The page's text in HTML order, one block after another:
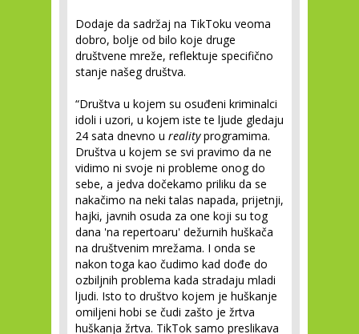
Dodaje da sadržaj na TikToku veoma
dobro, bolje od bilo koje druge
društvene mreže, reflektuje specifično
stanje našeg društva.
“Društva u kojem su osuđeni kriminalci
idoli i uzori, u kojem iste te ljude gledaju
24 sata dnevno u realityprogramima.
Društva u kojem se svi pravimo da ne
vidimo ni svoje ni probleme onog do
sebe, a jedva dočekamo priliku da se
nakačimo na neki talas napada, prijetnji,
hajki, javnih osuda za one koji su tog
dana 'na repertoaru' dežurnih huškača
na društvenim mrežama. I onda se
nakon toga kao čudimo kad dođe do
ozbiljnih problema kada stradaju mladi
ljudi. Isto to društvo kojem je huškanje
omiljeni hobi se čudi zašto je žrtva
huškanja žrtva. TikTok samo preslikava